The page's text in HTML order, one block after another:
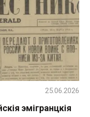
эмігранцкія
25.06.2026